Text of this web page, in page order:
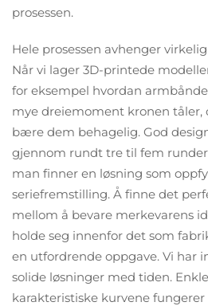
prosessen.
Hele prosessen avhenger
Når vi lager 3D-printede
for eksempel hvordan
mye dreiemoment kronen tåler,
bære dem behagelig. God
gjennom rundt tre til fem
man finner en løsning som
seriefremstilling. Å finne det
mellom å bevare merkevarens
holde seg innenfor det som
en utfordrende oppgave. Vi har
solide løsninger med tiden.
karakteristiske kurvene